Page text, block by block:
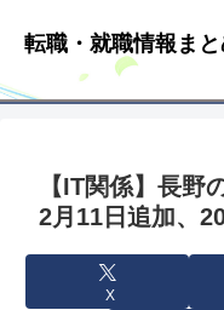
転職・就職情報ま
【IT関係】長野
2月11日追加、
X